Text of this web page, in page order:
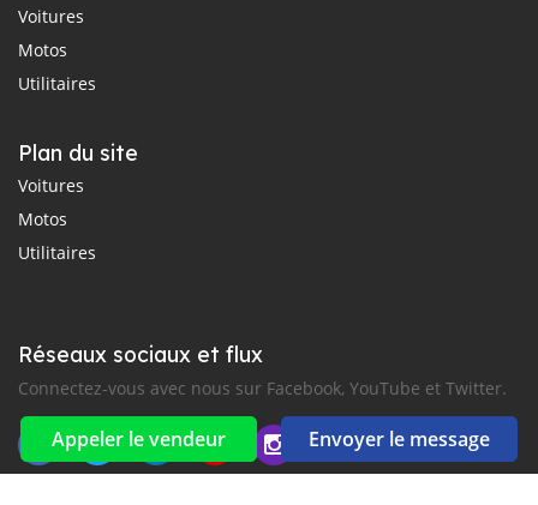
Appeler le vendeur Envoyer le message
Voitures
Motos
Utilitaires
Plan du site
Voitures
Motos
Utilitaires
Réseaux sociaux et flux
Connectez-vous avec nous sur Facebook, YouTube et Twitter.